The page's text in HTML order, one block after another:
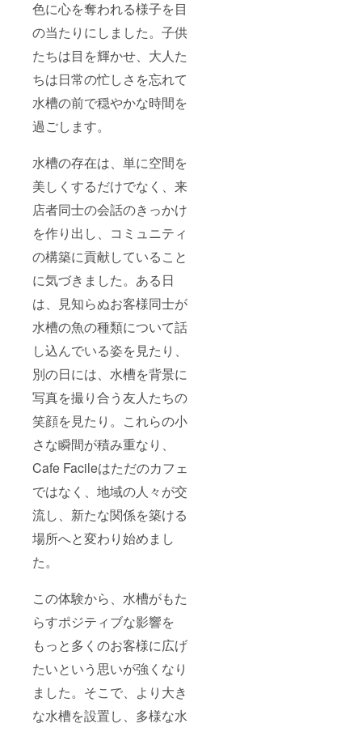
色に心を奪われる様子を目
の当たりにしました。子供
たちは目を輝かせ、大人た
ちは日常の忙しさを忘れて
水槽の前で穏やかな時間を
過ごします。
水槽の存在は、単に空間を
美しくするだけでなく、来
店者同士の会話のきっかけ
を作り出し、コミュニティ
の構築に貢献していること
に気づきました。ある日
は、見知らぬお客様同士が
水槽の魚の種類について話
し込んでいる姿を見たり、
別の日には、水槽を背景に
写真を撮り合う友人たちの
笑顔を見たり。これらの小
さな瞬間が積み重なり、
Cafe Facileはただのカフェ
ではなく、地域の人々が交
流し、新たな関係を築ける
場所へと変わり始めまし
た。
この体験から、水槽がもた
らすポジティブな影響を
もっと多くのお客様に広げ
たいという思いが強くなり
ました。そこで、より大き
な水槽を設置し、多様な水